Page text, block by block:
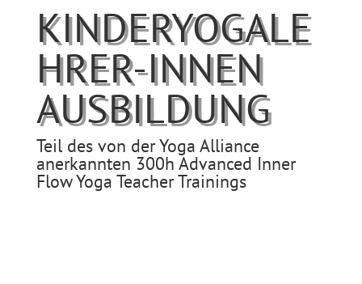
KINDERYOGALE
HRER-INNEN
AUSBILDUNG
Teil des von der Yoga Alliance
anerkannten 300h Advanced Inner
Flow Yoga TeacherTrainings